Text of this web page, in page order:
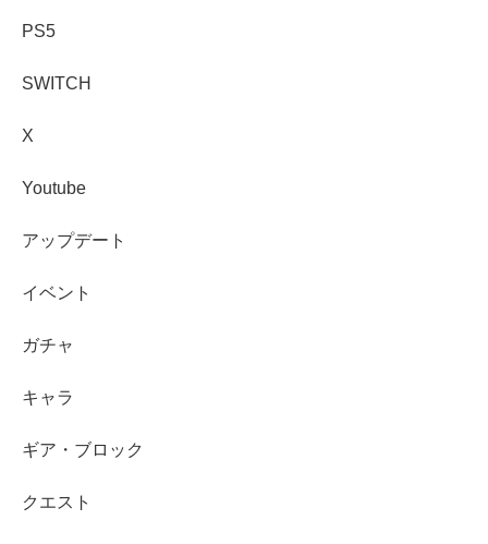
PS5
SWITCH
X
Youtube
アップデート
イベント
ガチャ
キャラ
ギア・ブロック
クエスト